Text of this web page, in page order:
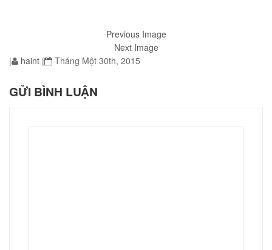
Previous Image
Next Image
|
haint | Tháng Một 30th, 2015
GỬI BÌNH LUẬN